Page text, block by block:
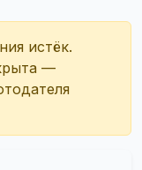
истёк.
—